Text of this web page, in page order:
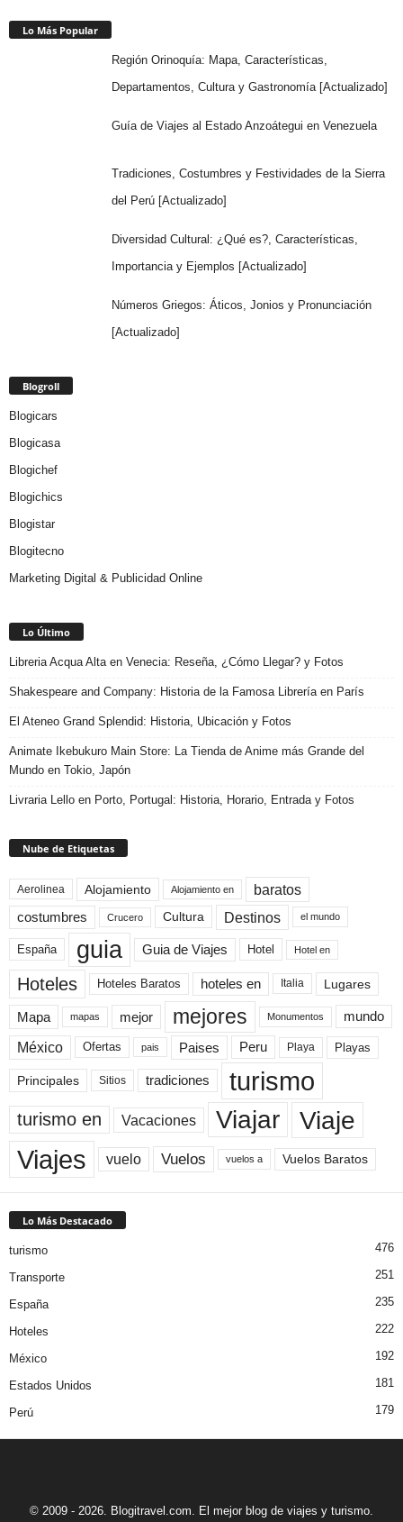
Lo Más Popular
Región Orinoquía: Mapa, Características,
Departamentos, Cultura y Gastronomía [Actualizado]
Guía de Viajes al Estado Anzoátegui en Venezuela
Tradiciones, Costumbres y Festividades de la Sierra
del Perú [Actualizado]
Diversidad Cultural: ¿Qué es?, Características,
Importancia y Ejemplos [Actualizado]
Números Griegos: Áticos, Jonios y Pronunciación
[Actualizado]
Blogroll
Blogicars
Blogicasa
Blogichef
Blogichics
Blogistar
Blogitecno
Marketing Digital & Publicidad Online
Lo Último
Libreria Acqua Alta en Venecia: Reseña, ¿Cómo Llegar? y Fotos
Shakespeare and Company: Historia de la Famosa Librería en París
El Ateneo Grand Splendid: Historia, Ubicación y Fotos
Animate Ikebukuro Main Store: La Tienda de Anime más Grande del
Mundo en Tokio, Japón
Livraria Lello en Porto, Portugal: Historia, Horario, Entrada y Fotos
Nube de Etiquetas
Aerolinea Alojamiento Alojamiento en baratos
costumbres Crucero Cultura Destinos el mundo
España guia Guia de Viajes Hotel Hotel en
Hoteles Hoteles Baratos hoteles en Italia Lugares
Mapa mapas mejor mejores Monumentos mundo
México Ofertas pais Paises Peru Playa Playas
Principales Sitios tradiciones turismo
turismo en Vacaciones Viajar Viaje
Viajes vuelo Vuelos vuelos a Vuelos Baratos
Lo Más Destacado
turismo 476
Transporte 251
España 235
Hoteles 222
México 192
Estados Unidos 181
Perú 179
© 2009 - 2026. Blogitravel.com. El mejor blog de viajes y turismo.